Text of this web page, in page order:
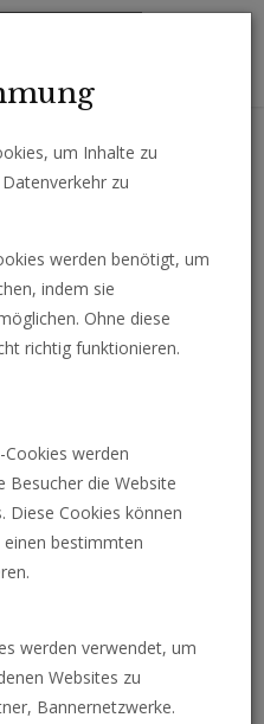
und Nachrichten
setzt
zu
Schulschließungen,
Die Menschen in
um Inhalte zu
zu
werden benötigt, um
indem sie
Ohne diese
richtig funktionieren.
werden
Besucher die Website
Diese Cookies können
bestimmten
werden verwendet, um
Websites zu
Bannernetzwerke.